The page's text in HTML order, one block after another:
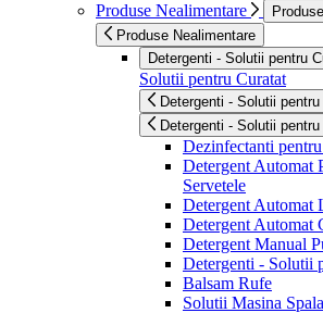
Produse Nealimentare
Produse Nealimentare
Detergenti - Solutii pentru
Solutii pentru Curatat
Detergenti - Solutii
Detergenti - Solutii
Dezinfectanti
Detergent Automat
Servetele
Detergent Automat
Detergent Automat
Detergent Manual
Detergenti - Solutii
Balsam Rufe
Solutii Masina